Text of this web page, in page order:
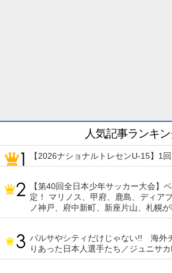
人気記事ランキ
【2026ナショナルトレセンU-15】1
【第40回全日本少年サッカー大会】
定！ マリノス、甲府、鹿島、ディア
ノ神戸、府中新町、新座片山、札幌
バルサやシティだけじゃない!! 海外
りあった日本人選手たち／ジュニサ